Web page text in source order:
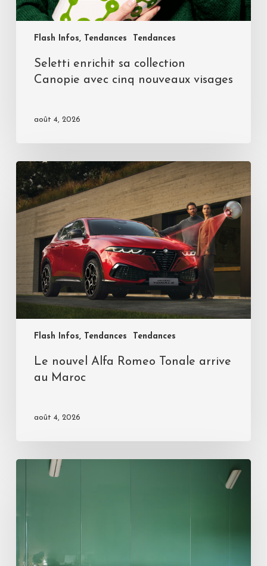
Flash Infos, Tendances Tendances
Seletti enrichit sa collection
Canopie avec cinq nouveaux visages
août 4, 2026
Flash Infos, Tendances Tendances
Le nouvel Alfa Romeo Tonale arrive
au Maroc
août 4, 2026